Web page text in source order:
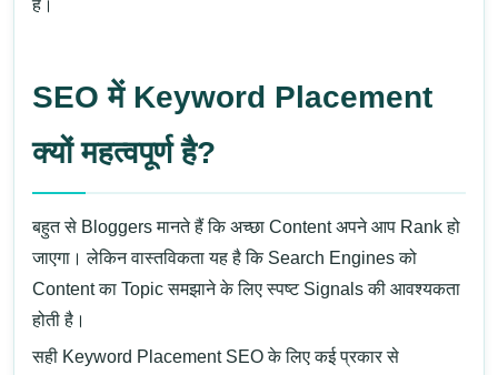
हैं।
SEO में Keyword Placement
क्यों महत्वपूर्ण है?
बहुत से Bloggers मानते हैं कि अच्छा Content अपने आप Rank हो
जाएगा। लेकिन वास्तविकता यह है कि Search Engines को
Content का Topic समझाने के लिए स्पष्ट Signals की आवश्यकता
होती है।
सही Keyword Placement SEO के लिए कई प्रकार से